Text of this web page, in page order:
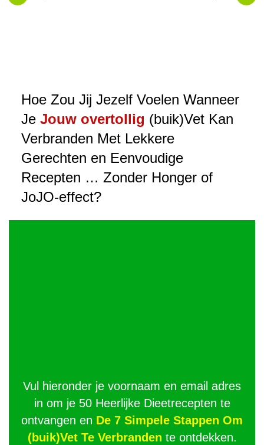
Hoe Zou Jij Jezelf Voelen Wanneer
Je Jouw overtollig (buik)Vet Kan
Verbranden Met Lekkere
Gerechten en Eenvoudige
Recepten … Zonder Honger of
JoJO-effect?
Vul hieronder je voornaam en email adres
in om je 50 Heerlijke Dieetrecepten te
ontvangen en De 7 Simpele Stappen Om
(buik)Vet Te Verbranden te ontdekken.